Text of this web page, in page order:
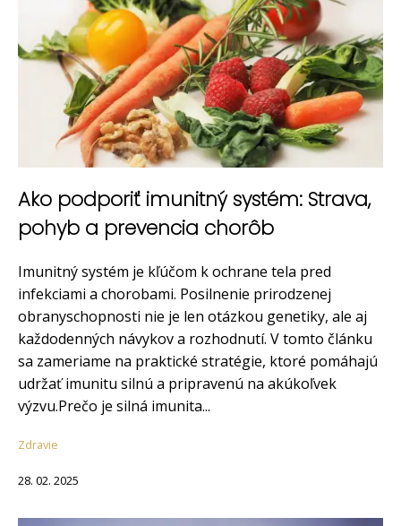
Ako podporiť imunitný systém: Strava,
pohyb a prevencia chorôb
Imunitný systém je kľúčom k ochrane tela pred
infekciami a chorobami. Posilnenie prirodzenej
obranyschopnosti nie je len otázkou genetiky, ale aj
každodenných návykov a rozhodnutí. V tomto článku
sa zameriame na praktické stratégie, ktoré pomáhajú
udržať imunitu silnú a pripravenú na akúkoľvek
výzvu.Prečo je silná imunita...
Zdravie
28. 02. 2025